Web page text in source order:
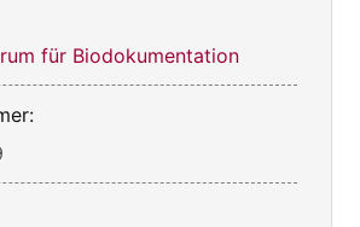
für Biodokumentation